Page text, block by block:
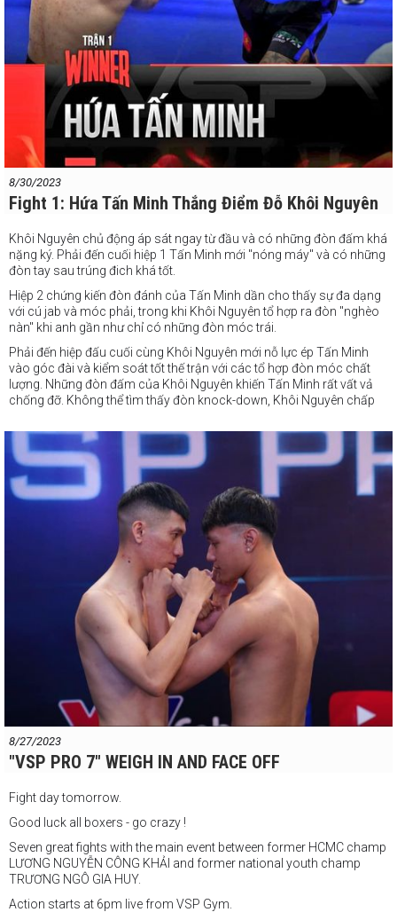
8/30/2023
Fight 1: Hứa Tấn Minh Thắng Điểm Đỗ Khôi Nguyên
Khôi Nguyên chủ động áp sát ngay từ đầu và có những đòn đấm khá
nặng ký. Phải đến cuối hiệp 1 Tấn Minh mới "nóng máy" và có những
đòn tay sau trúng đich khá tốt.
Hiệp 2 chứng kiến đòn đánh của Tấn Minh dần cho thấy sự đa dạng
với cú jab và móc phải, trong khi Khôi Nguyên tổ hợp ra đòn "nghèo
nàn" khi anh gần như chỉ có những đòn móc trái.
Phải đến hiệp đấu cuối cùng Khôi Nguyên mới nỗ lực ép Tấn Minh
vào góc đài và kiểm soát tốt thế trận với các tổ hợp đòn móc chất
lượng. Những đòn đấm của Khôi Nguyên khiến Tấn Minh rất vất vả
chống đỡ. Không thể tìm thấy đòn knock-down, Khôi Nguyên chấp
(39-37, 39-37, 39-37).
Như vậy Tấn Minh đã có chiến thắng đầu tiên khi ra mắt sàn boxing
chuyên nghiệp VSP Pro.
#webthethao
8/27/2023
"VSP PRO 7" WEIGH IN AND FACE OFF
Fight day tomorrow.
Good luck all boxers - go crazy !
Seven great fights with the main event between former HCMC champ
LƯƠNG NGUYỄN CÔNG KHẢI and former national youth champ
TRƯƠNG NGÔ GIA HUY.
Action starts at 6pm live from VSP Gym.